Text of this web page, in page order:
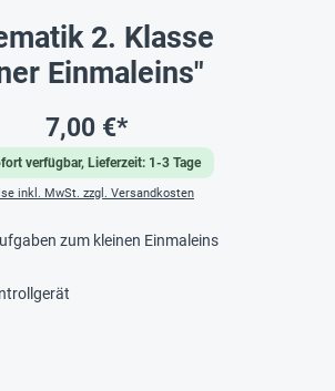
2. Klasse
Einmaleins"
verfügbar, Lieferzeit: 1-3 Tage
7,00 €*
inkl. MwSt. zzgl. Versandkosten
zum kleinen Einmaleins